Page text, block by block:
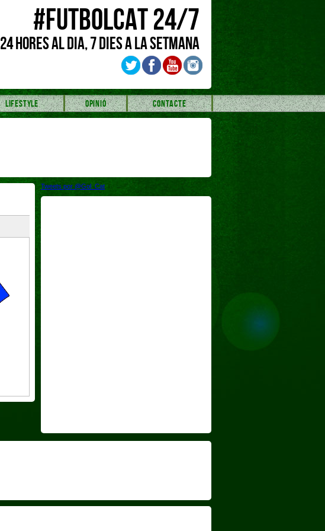
#FUTBOLCAT 24/7
24 HORES AL DIA, 7 DIES A LA SETMANA
LIFESTYLE OPINIÓ CONTACTE
Tweets por @Gol_Cat